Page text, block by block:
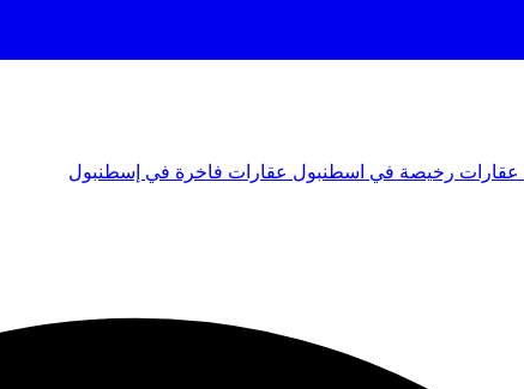
عقارات رخيصة في اسطنبول عقارات فاخرة في إسطنبول